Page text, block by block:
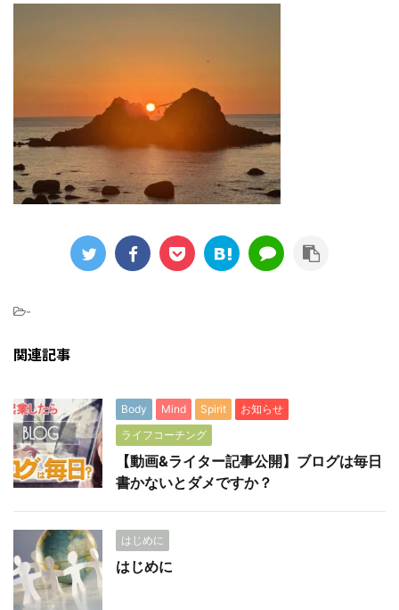
-
関連記事
Body Mind Spirit
お知らせ
ライフコーチング
【動画&ライター記事公開】ブログは毎日
書かないとダメですか？
はじめに
はじめに